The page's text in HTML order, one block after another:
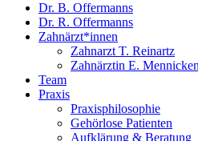
Dr. B. Offermanns
Dr. R. Offermanns
Zahnärzt*innen
Zahnarzt T. Reinartz
Zahnärztin E. Mennicken
Team
Praxis
Praxisphilosophie
Gehörlose Patienten
Aufklärung & Beratung